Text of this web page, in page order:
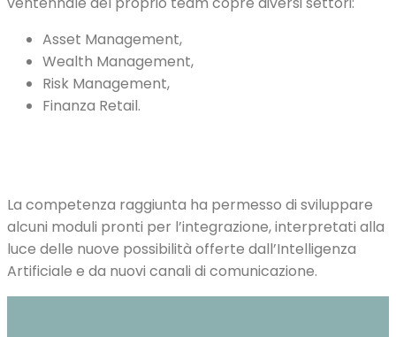
Asset Management,
Wealth Management,
Risk Management,
Finanza Retail.
La competenza raggiunta ha permesso di sviluppare
alcuni moduli pronti per l’integrazione, interpretati alla
luce delle nuove possibilità offerte dall’Intelligenza
Artificiale e da nuovi canali di comunicazione.